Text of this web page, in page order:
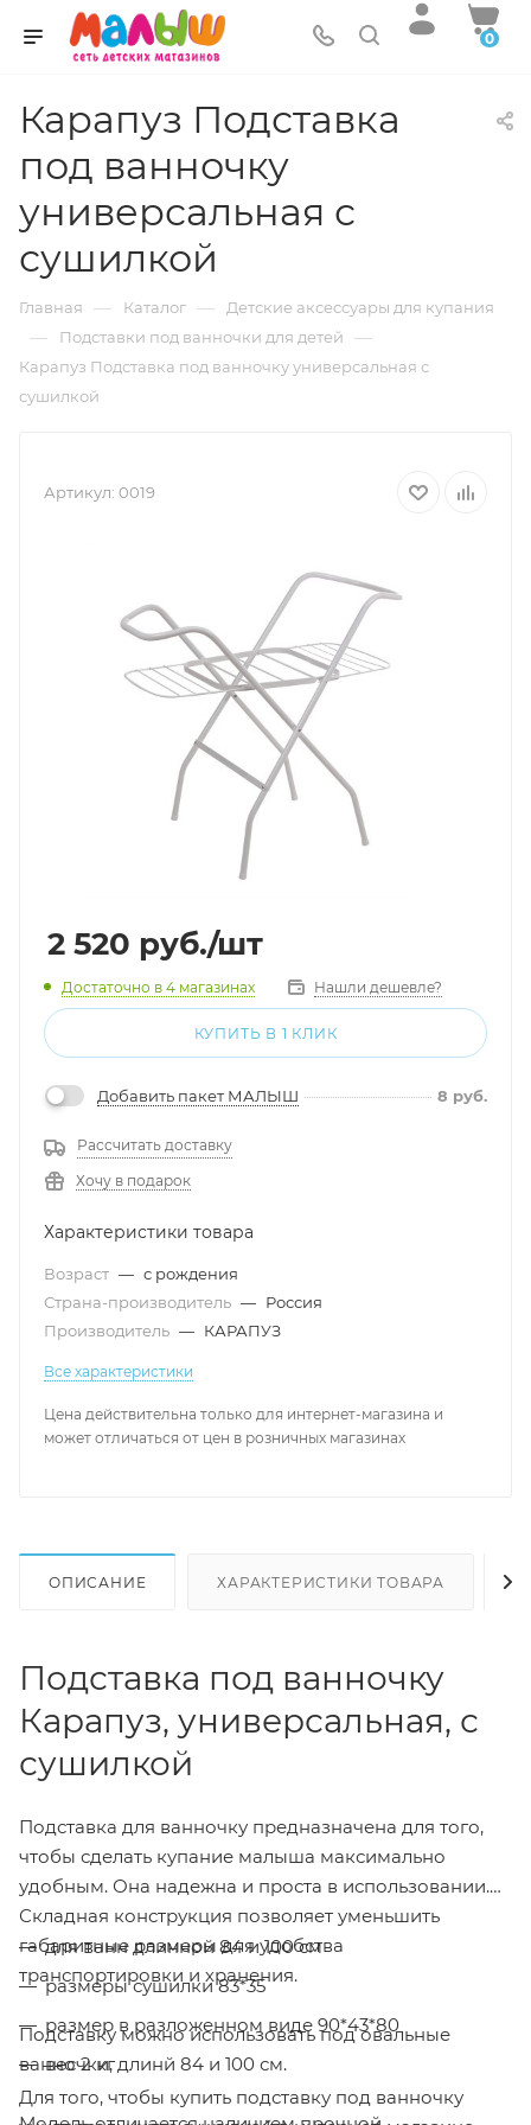
0
Карапуз Подставка
под ванночку
универсальная с
сушилкой
Главная — Каталог — Детские аксессуары для купания
— Подставки под ванночки для детей —
Карапуз Подставка под ванночку универсальная с
сушилкой
Артикул: 0019
2 520 руб./шт
Достаточно в 4 магазинах Нашли дешевле?
КУПИТЬ В 1 КЛИК
Добавить пакет МАЛЫШ 8 руб.
Рассчитать доставку
Хочу в подарок
Характеристики товара
Возраст — с рождения
Страна-производитель — Россия
Производитель — КАРАПУЗ
Все характеристики
Цена действительна только для интернет-магазина и
может отличаться от цен в розничных магазинах
ОПИСАНИЕ ХАРАКТЕРИСТИКИ ТОВАРА
Подставка под ванночку
Карапуз, универсальная, с
сушилкой
Подставка для ванночку предназначена для того,
чтобы сделать купание малыша максимально
удобным. Она надежна и проста в использовании.
Складная конструкция позволяет уменьшить
габаритные размеры для удобства
транспортировки и хранения.
Подставку можно использовать под овальные
ванночки, длинй 84 и 100 см.
для ванн длинной 84 и 100 см
размеры сушилки 83*35
размер в разложенном виде 90*43*80
вес 2 кг
Для того, чтобы купить подставку под ванночку